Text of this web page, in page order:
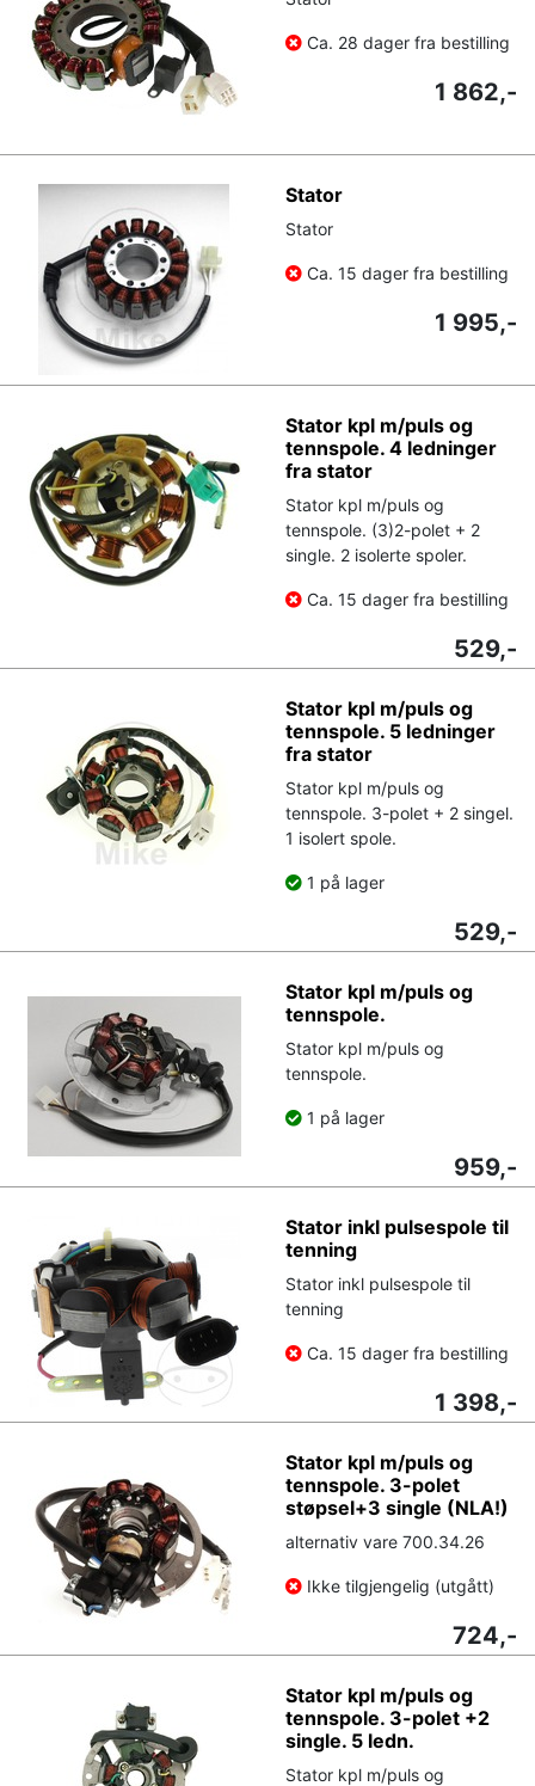
Ca. 28 dager fra bestilling
1 862,-
Stator
Stator
Ca. 15 dager fra bestilling
1 995,-
Stator kpl m/puls og
tennspole. 4 ledninger
fra stator
Stator kpl m/puls og
tennspole. (3)2-polet + 2
single. 2 isolerte spoler.
Ca. 15 dager fra bestilling
529,-
Stator kpl m/puls og
tennspole. 5 ledninger
fra stator
Stator kpl m/puls og
tennspole. 3-polet + 2 singel.
1 isolert spole.
1 på lager
529,-
Stator kpl m/puls og
tennspole.
Stator kpl m/puls og
tennspole.
1 på lager
959,-
Stator inkl pulsespole til
tenning
Stator inkl pulsespole til
tenning
Ca. 15 dager fra bestilling
1 398,-
Stator kpl m/puls og
tennspole. 3-polet
støpsel+3 single (NLA!)
alternativ vare 700.34.26
Ikke tilgjengelig (utgått)
724,-
Stator kpl m/puls og
tennspole. 3-polet +2
single. 5 ledn.
Stator kpl m/puls og